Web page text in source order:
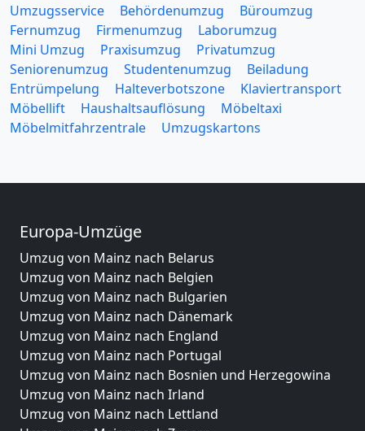
Umzugsservice Behördenumzug
Büroumzug
Fernumzug
Firmenumzug
Laborumzug
Mini Umzug
Praxisumzug
Privatumzug
Seniorenumzug
Studentenumzug
Beiladung
Entrümpelung
Halteverbotszone
Klaviertransport
Möbellift
Haushaltsauflösung
Möbeltaxi
Möbelmitfahrzentrale
Umzugskartons
Europa-Umzüge
Umzug von Mainz nach Belarus
Umzug von Mainz nach Belgien
Umzug von Mainz nach Bulgarien
Umzug von Mainz nach Dänemark
Umzug von Mainz nach England
Umzug von Mainz nach Portugal
Umzug von Mainz nach Bosnien und Herzegowina
Umzug von Mainz nach Irland
Umzug von Mainz nach Lettland